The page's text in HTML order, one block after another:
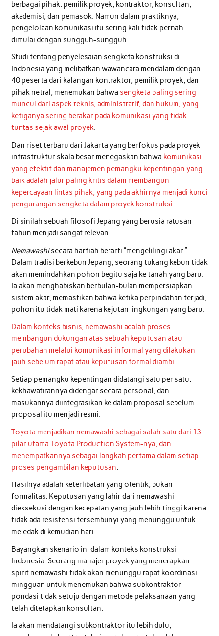
berbagai pihak: pemilik proyek, kontraktor, konsultan,
akademisi, dan pemasok. Namun dalam praktiknya,
pengelolaan komunikasi itu sering kali tidak pernah
dimulai dengan sungguh-sungguh.
Studi tentang penyelesaian sengketa konstruksi di
Indonesia yang melibatkan wawancara mendalam dengan
40 peserta dari kalangan kontraktor, pemilik proyek, dan
pihak netral, menemukan bahwa sengketa paling sering
muncul dari aspek teknis, administratif, dan hukum, yang
ketiganya sering berakar pada komunikasi yang tidak
tuntas sejak awal proyek.
Dan riset terbaru dari Jakarta yang berfokus pada proyek
infrastruktur skala besar menegaskan bahwa komunikasi
yang efektif dan manajemen pemangku kepentingan yang
baik adalah jalur paling kritis dalam membangun
kepercayaan lintas pihak, yang pada akhirnya menjadi kunci
pengurangan sengketa dalam proyek konstruksi.
Di sinilah sebuah filosofi Jepang yang berusia ratusan
tahun menjadi sangat relevan.
Nemawashisecara harfiah berarti “mengelilingi akar.”
Dalam tradisi berkebun Jepang, seorang tukang kebun tidak
akan memindahkan pohon begitu saja ke tanah yang baru.
Ia akan menghabiskan berbulan-bulan mempersiapkan
sistem akar, memastikan bahwa ketika perpindahan terjadi,
pohon itu tidak mati karena kejutan lingkungan yang baru.
Dalam konteks bisnis, nemawashi adalah proses
membangun dukungan atas sebuah keputusan atau
perubahan melalui komunikasi informal yang dilakukan
jauh sebelum rapat atau keputusan formal diambil.
Setiap pemangku kepentingan didatangi satu per satu,
kekhawatirannya didengar secara personal, dan
masukannya diintegrasikan ke dalam proposal sebelum
proposal itu menjadi resmi.
Toyota menjadikan nemawashi sebagai salah satu dari 13
pilar utama Toyota Production System-nya, dan
menempatkannya sebagai langkah pertama dalam setiap
proses pengambilan keputusan.
Hasilnya adalah keterlibatan yang otentik, bukan
formalitas. Keputusan yang lahir dari nemawashi
dieksekusi dengan kecepatan yang jauh lebih tinggi karena
tidak ada resistensi tersembunyi yang menunggu untuk
meledak di kemudian hari.
Bayangkan skenario ini dalam konteks konstruksi
Indonesia. Seorang manajer proyek yang menerapkan
spirit nemawashi tidak akan menunggu rapat koordinasi
mingguan untuk menemukan bahwa subkontraktor
pondasi tidak setuju dengan metode pelaksanaan yang
telah ditetapkan konsultan.
Ia akan mendatangi subkontraktor itu lebih dulu,